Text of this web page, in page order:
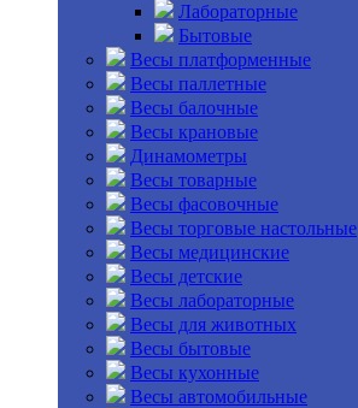
Лабораторные
Бытовые
Весы платформенные
Весы паллетные
Весы балочные
Весы крановые
Динамометры
Весы товарные
Весы фасовочные
Весы торговые настольные
Весы медицинские
Весы детские
Весы лабораторные
Весы для животных
Весы бытовые
Весы кухонные
Весы автомобильные